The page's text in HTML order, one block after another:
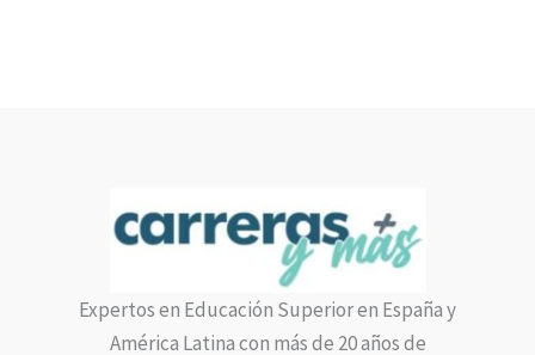
Expertos en Educación Superior en España y
América Latina con más de 20 años de